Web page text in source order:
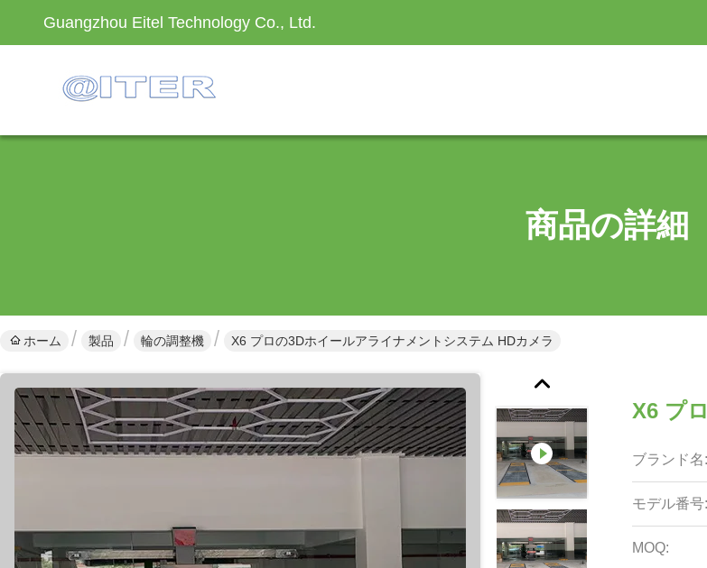
Guangzhou Eitel Technology Co., Ltd.
商品の詳細
ホーム 製品 輪の調整機 X6 プロの3Dホイールアライナメントシステム HDカメラ
X6 プ
ブランド名:
モデル番号:
MOQ: